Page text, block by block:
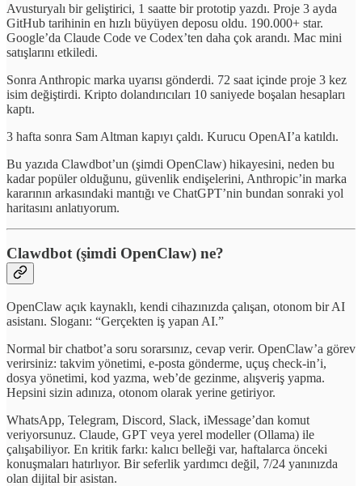
Avusturyalı bir geliştirici, 1 saatte bir prototip yazdı. Proje 3 ayda
GitHub tarihinin en hızlı büyüyen deposu oldu. 190.000+ star.
Google’da Claude Code ve Codex’ten daha çok arandı. Mac mini
satışlarını etkiledi.
Sonra Anthropic marka uyarısı gönderdi. 72 saat içinde proje 3 kez
isim değiştirdi. Kripto dolandırıcıları 10 saniyede boşalan hesapları
kaptı.
3 hafta sonra Sam Altman kapıyı çaldı. Kurucu OpenAI’a katıldı.
Bu yazıda Clawdbot’un (şimdi OpenClaw) hikayesini, neden bu
kadar popüler olduğunu, güvenlik endişelerini, Anthropic’in marka
kararının arkasındaki mantığı ve ChatGPT’nin bundan sonraki yol
haritasını anlatıyorum.
Clawdbot (şimdi OpenClaw) ne?
OpenClaw açık kaynaklı, kendi cihazınızda çalışan, otonom bir AI
asistanı. Sloganı: “Gerçekten iş yapan AI.”
Normal bir chatbot’a soru sorarsınız, cevap verir. OpenClaw’a görev
verirsiniz: takvim yönetimi, e-posta gönderme, uçuş check-in’i,
dosya yönetimi, kod yazma, web’de gezinme, alışveriş yapma.
Hepsini sizin adınıza, otonom olarak yerine getiriyor.
WhatsApp, Telegram, Discord, Slack, iMessage’dan komut
veriyorsunuz. Claude, GPT veya yerel modeller (Ollama) ile
çalışabiliyor. En kritik farkı: kalıcı belleği var, haftalarca önceki
konuşmaları hatırlıyor. Bir seferlik yardımcı değil, 7/24 yanınızda
olan dijital bir asistan.